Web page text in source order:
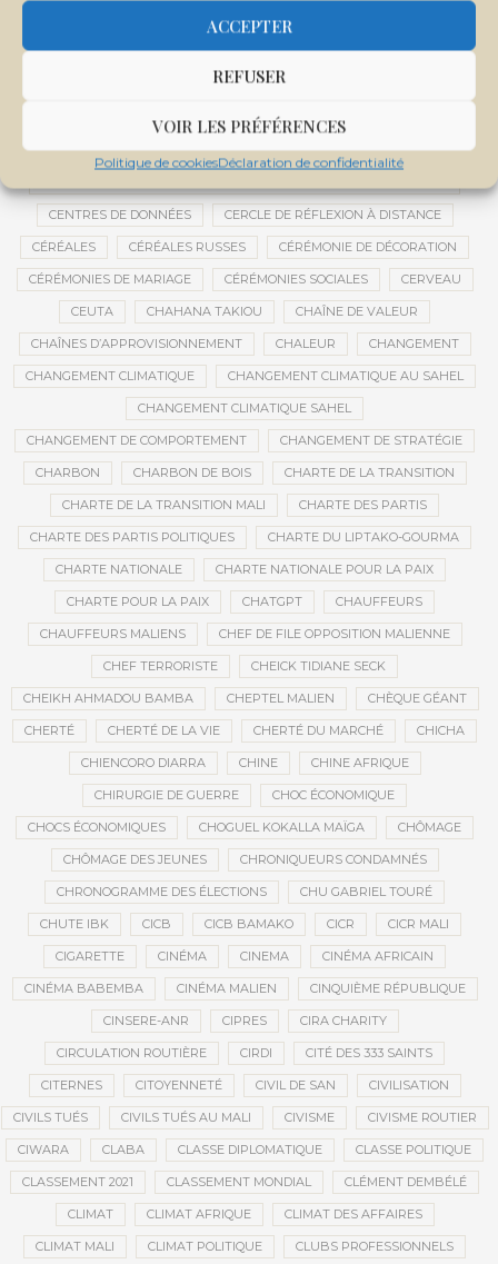
ACCEPTER
REFUSER
VOIR LES PRÉFÉRENCES
Politique de cookiesDéclaration de confidentialité
CENTRALE SOLAIRE DE SANANKOROBA
CENTRE D'INTELLIGENCE ARTIFICIELLE
CENTRE DE SANTÉ COMMUNAUTAIRE
CENTRE INTERNATIONAL DE CONFÉRENCES DE BAMAKO
CENTRE MALI
CENTRES DE DONNÉES CERCLE DE RÉFLEXION À DISTANCE
CÉRÉALES CÉRÉALES RUSSES CÉRÉMONIE DE DÉCORATION
CÉRÉMONIES DE MARIAGE CÉRÉMONIES SOCIALES CERVEAU
CEUTA CHAHANA TAKIOU CHAÎNE DE VALEUR
CHAÎNES D’APPROVISIONNEMENT CHALEUR CHANGEMENT
CHANGEMENT CLIMATIQUE CHANGEMENT CLIMATIQUE AU SAHEL
CHANGEMENT CLIMATIQUE SAHEL
CHANGEMENT DE COMPORTEMENT CHANGEMENT DE STRATÉGIE
CHARBON CHARBON DE BOIS CHARTE DE LA TRANSITION
CHARTE DE LA TRANSITION MALI CHARTE DES PARTIS
CHARTE DES PARTIS POLITIQUES CHARTE DU LIPTAKO-GOURMA
CHARTE NATIONALE CHARTE NATIONALE POUR LA PAIX
CHARTE POUR LA PAIX CHATGPT CHAUFFEURS
CHAUFFEURS MALIENS CHEF DE FILE OPPOSITION MALIENNE
CHEF TERRORISTE CHEICK TIDIANE SECK
CHEIKH AHMADOU BAMBA CHEPTEL MALIEN CHÈQUE GÉANT
CHERTÉ CHERTÉ DE LA VIE CHERTÉ DU MARCHÉ CHICHA
CHIENCORO DIARRA CHINE CHINE AFRIQUE
CHIRURGIE DE GUERRE CHOC ÉCONOMIQUE
CHOCS ÉCONOMIQUES CHOGUEL KOKALLA MAÏGA CHÔMAGE
CHÔMAGE DES JEUNES CHRONIQUEURS CONDAMNÉS
CHRONOGRAMME DES ÉLECTIONS CHU GABRIEL TOURÉ
CHUTE IBK CICB CICB BAMAKO CICR CICR MALI
CIGARETTE CINÉMA CINEMA CINÉMA AFRICAIN
CINÉMA BABEMBA CINÉMA MALIEN CINQUIÈME RÉPUBLIQUE
CINSERE-ANR CIPRES CIRA CHARITY
CIRCULATION ROUTIÈRE CIRDI CITÉ DES 333 SAINTS
CITERNES CITOYENNETÉ CIVIL DE SAN CIVILISATION
CIVILS TUÉS CIVILS TUÉS AU MALI CIVISME CIVISME ROUTIER
CIWARA CLABA CLASSE DIPLOMATIQUE CLASSE POLITIQUE
CLASSEMENT 2021 CLASSEMENT MONDIAL CLÉMENT DEMBÉLÉ
CLIMAT CLIMAT AFRIQUE CLIMAT DES AFFAIRES
CLIMAT MALI CLIMAT POLITIQUE CLUBS PROFESSIONNELS